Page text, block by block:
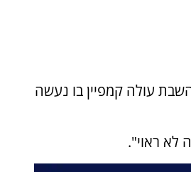
השבת עולה קמפיין בו נעשה
לא ראוי".